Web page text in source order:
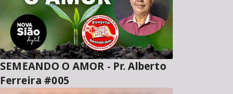
SEMEANDO O AMOR - Pr. Alberto
Ferreira #005